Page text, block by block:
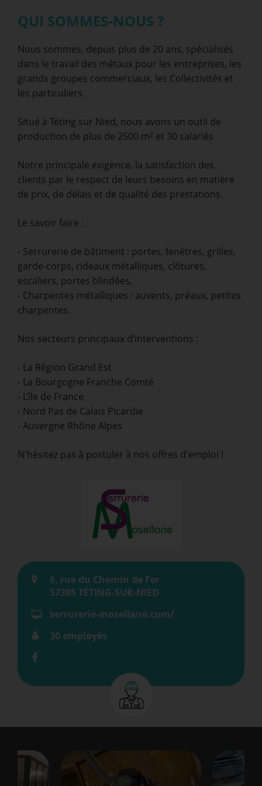
QUI SOMMES-NOUS ?
Nous sommes, depuis plus de 20 ans, spécialisés
dans le travail des métaux pour les entreprises, les
grands groupes commerciaux, les Collectivités et
les particuliers.
Situé à Téting sur Nied, nous avons un outil de
production de plus de 2500 m² et 30 salariés
Notre principale exigence, la satisfaction des
clients par le respect de leurs besoins en matière
de prix, de délais et de qualité des prestations.
Le savoir faire :
- Serrurerie de bâtiment : portes, fenêtres, grilles,
garde-corps, rideaux métalliques, clôtures,
escaliers, portes blindées,
- Charpentes métalliques : auvents, préaux, petites
charpentes.
Nos secteurs principaux d’interventions :
- La Région Grand Est
- La Bourgogne Franche Comté
- L’île de France
- Nord Pas de Calais Picardie
- Auvergne Rhône Alpes
N'hésitez pas à postuler à nos offres d'emploi !
6, rue du Chemin de Fer
57385 TÉTING-SUR-NIED
serrurerie-mosellane.com/
30 employés